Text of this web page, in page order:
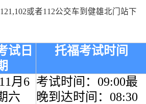
或者112公交车到健雄北门站下
试日
托福考试时间
月6
六
考试时间：09:00最
晚到达时间：08:30